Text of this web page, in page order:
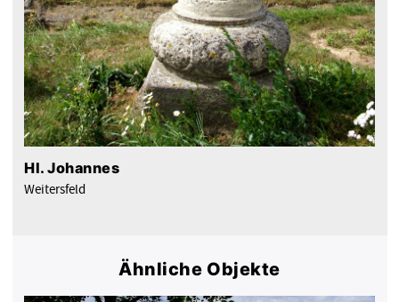
Hl. Johannes
Weitersfeld
Ähnliche Objekte